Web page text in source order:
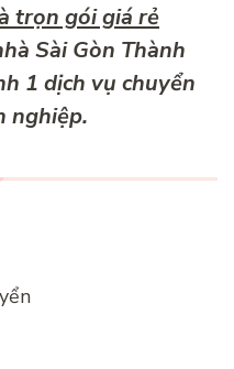
trọn gói giá rẻ
Sài Gòn Thành
1 dịch vụ chuyển
nghiệp.